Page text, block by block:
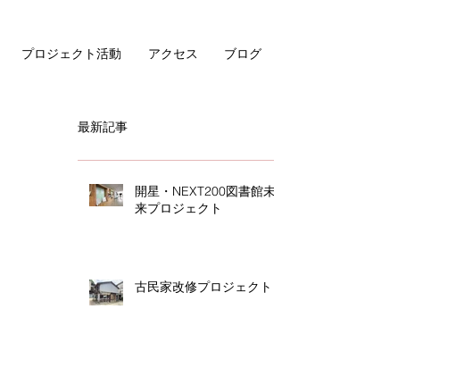
プロジェクト活動 アクセス ブログ
最新記事
開星・NEXT200図書館未
来プロジェクト
古民家改修プロジェクト